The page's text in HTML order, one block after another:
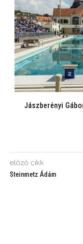
Jászberényi
előző cikk
Steinmetz Ádám